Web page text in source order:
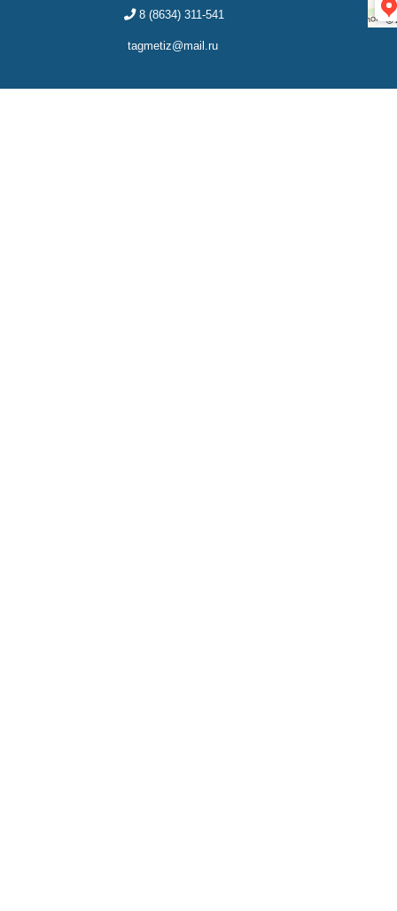
8 (8634) 311-541
tagmetiz@mail.ru